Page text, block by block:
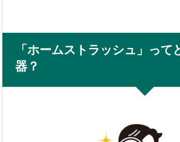
「ホームストラッシュ」って
器？